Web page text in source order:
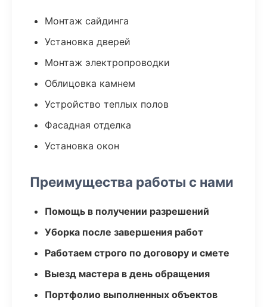
Монтаж сайдинга
Установка дверей
Монтаж электропроводки
Облицовка камнем
Устройство теплых полов
Фасадная отделка
Установка окон
Преимущества работы с нами
Помощь в получении разрешений
Уборка после завершения работ
Работаем строго по договору и смете
Выезд мастера в день обращения
Портфолио выполненных объектов